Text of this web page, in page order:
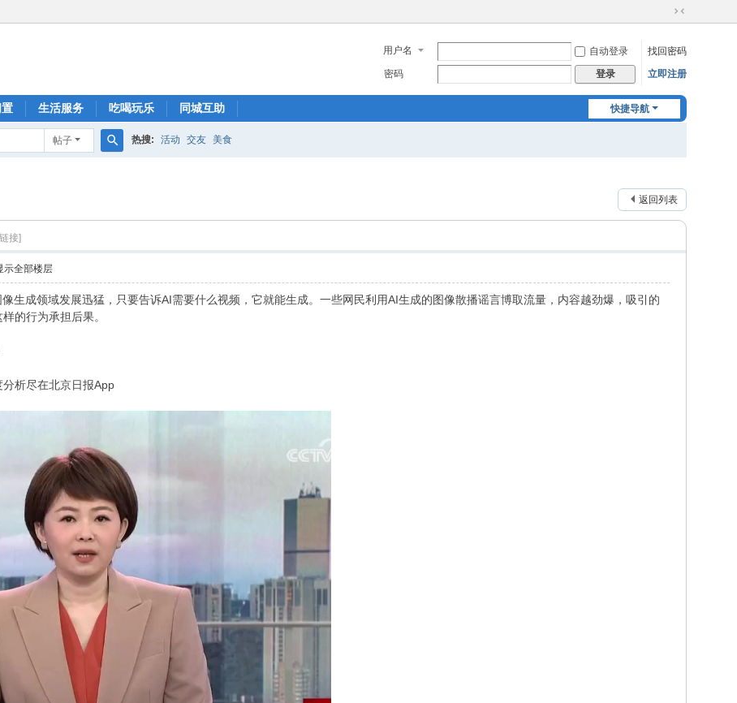
切
到
窄
用户名 自动登录
找回密码
密码
登录 立即注册
快捷导航
生活服务 吃喝玩乐 同城互助
帖子 热搜: 活动 交友 美食
返回列表
接]
示全部楼层
生成领域发展迅猛，只要告诉AI需要什么视频，它就能生成。一些网民利用AI生成的图像散播谣言博取流量，内容越劲爆，吸引的
的行为承担后果。
析尽在北京日报App